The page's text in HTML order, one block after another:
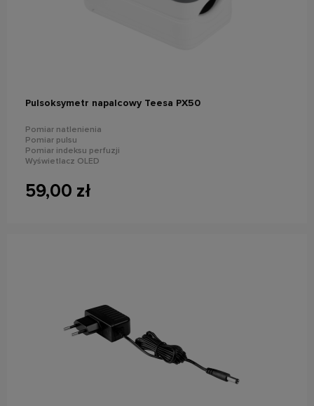
Pulsoksymetr napalcowy Teesa PX50
Pomiar natlenienia
Pomiar pulsu
Pomiar indeksu perfuzji
Wyświetlacz OLED
Wymiary: 56x32x30 mm
59,00 zł